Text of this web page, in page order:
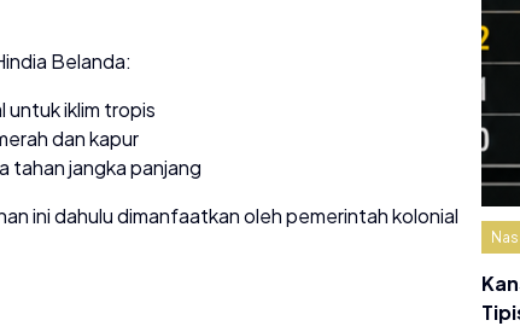
Belanda:
untuk iklim tropis
dan kapur
tahan jangka panjang
ini dahulu dimanfaatkan oleh pemerintah kolonial